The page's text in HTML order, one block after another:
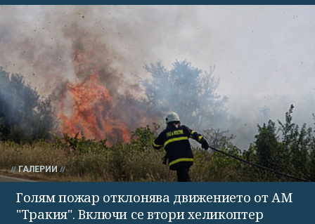
ГАЛЕРИИ
Голям пожар отклонява движението от АМ
"Тракия". Включи се втори хеликоптер